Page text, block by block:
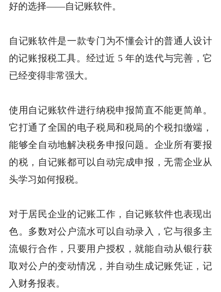
好的选择——自记账软件。
自记账软件是一款专门为不懂会计的普通人设计
的记账报税工具。经过近 5 年的迭代与完善，它
已经变得非常强大。
使用自记账软件进行纳税申报简直不能更简单。
它打通了全国的电子税局和税局的个税扣缴端，
能够全自动地解决税务申报问题。企业所有要报
的税，自记账都可以自动完成申报，无需企业从
头学习如何报税。
对于居民企业的记账工作，自记账软件也表现出
色。多数对公户流水可以自动录入，它与很多主
流银行合作，只要用户授权，就能自动从银行获
取对公户的变动情况，并自动生成记账凭证，记
入财务报表。